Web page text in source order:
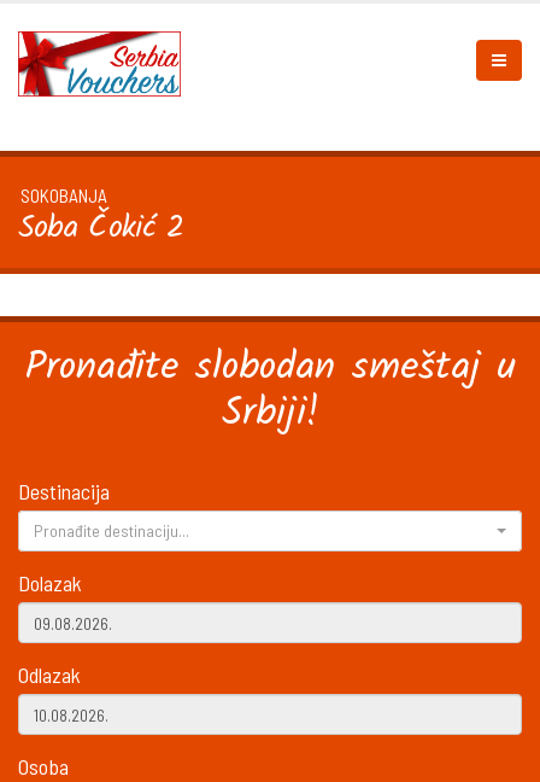
SOKOBANJA
Soba Čokić 2
Pronađite slobodan smeštaj u
Srbiji!
Destinacija
Pronađite destinaciju...
Dolazak
Odlazak
Osoba